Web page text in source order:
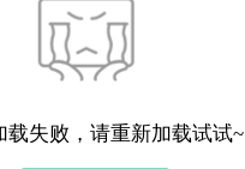
载失败，请重新加载试试~